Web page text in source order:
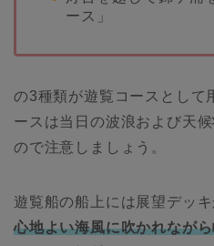
ース」
の3種類が遊覧コースとして
ースは当日の波浪および天
ので注意しましょう。
遊覧船の船上には展望デッ
心地よい海風に吹かれなが